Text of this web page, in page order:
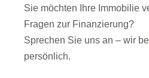
Sie möchten Ihre Immobilie
Fragen zur Finanzierung?
Sprechen Sie uns an – wir
persönlich.